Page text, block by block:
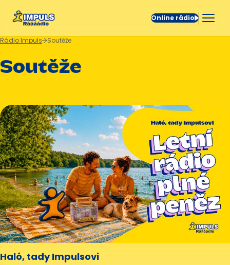
Online rádio
Rádio Impuls Soutěže
Soutěže
Haló, tady Impulsovi